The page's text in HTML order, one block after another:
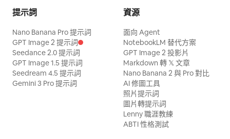
提示詞
Nano Banana Pro 提示詞
GPT Image 2 提示詞
Seedance 2.0 提示詞
GPT Image 1.5 提示詞
Seedream 4.5 提示詞
Gemini 3 Pro 提示詞
資源
面向 Agent
NotebookLM 替代方案
GPT Image 2 投影片
Markdown 轉 𝕏 文章
Nano Banana 2 與 Pro 對比
AI 修圖工具
照片提示詞
圖片轉提示詞
Lenny 職涯教練
ABTI 性格測試